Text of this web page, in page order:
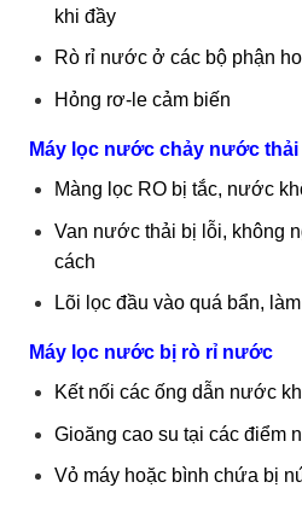
khi đầy
Rò rỉ nước ở các bộ phận
Hỏng rơ-le cảm biến
Máy lọc nước chảy nước
Màng lọc RO bị tắc, nước
Van nước thải bị lỗi, không
cách
Lõi lọc đầu vào quá bẩn,
Máy lọc nước bị rò rỉ nước
Kết nối các ống dẫn nước
Gioăng cao su tại các điểm
Vỏ máy hoặc bình chứa bị